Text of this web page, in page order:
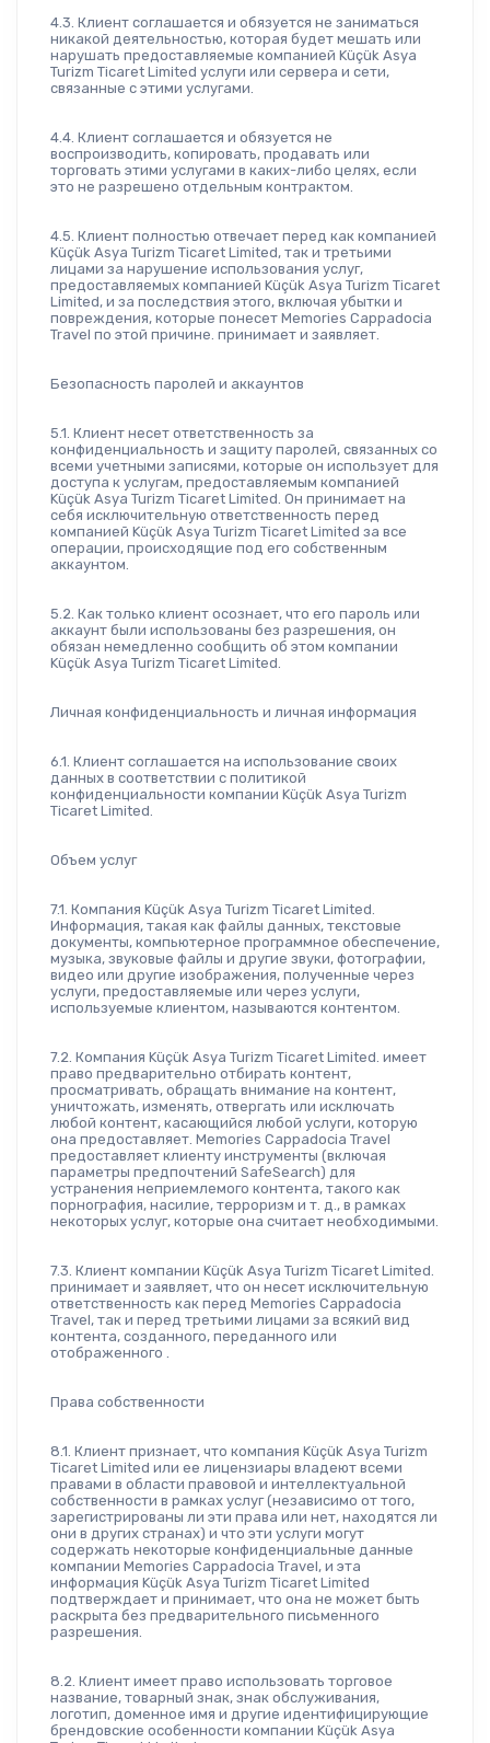
4.3. Клиент соглашается и обязуется не заниматься
никакой деятельностью, которая будет мешать или
нарушать предоставляемые компанией Küçük Asya
Turizm Ticaret Limited услуги или сервера и сети,
связанные с этими услугами.
4.4. Клиент соглашается и обязуется не
воспроизводить, копировать, продавать или
торговать этими услугами в каких-либо целях, если
это не разрешено отдельным контрактом.
4.5. Клиент полностью отвечает перед как компанией
Küçük Asya Turizm Ticaret Limited, так и третьими
лицами за нарушение использования услуг,
предоставляемых компанией Küçük Asya Turizm Ticaret
Limited, и за последствия этого, включая убытки и
повреждения, которые понесет Memories Cappadocia
Travel по этой причине. принимает и заявляет.
Безопасность паролей и аккаунтов
5.1. Клиент несет ответственность за
конфиденциальность и защиту паролей, связанных со
всеми учетными записями, которые он использует для
доступа к услугам, предоставляемым компанией
Küçük Asya Turizm Ticaret Limited. Он принимает на
себя исключительную ответственность перед
компанией Küçük Asya Turizm Ticaret Limited за все
операции, происходящие под его собственным
аккаунтом.
5.2. Как только клиент осознает, что его пароль или
аккаунт были использованы без разрешения, он
обязан немедленно сообщить об этом компании
Küçük Asya Turizm Ticaret Limited.
Личная конфиденциальность и личная информация
6.1. Клиент соглашается на использование своих
данных в соответствии с политикой
конфиденциальности компании Küçük Asya Turizm
Ticaret Limited.
Объем услуг
7.1. Компания Küçük Asya Turizm Ticaret Limited.
Информация, такая как файлы данных, текстовые
документы, компьютерное программное обеспечение,
музыка, звуковые файлы и другие звуки, фотографии,
видео или другие изображения, полученные через
услуги, предоставляемые или через услуги,
используемые клиентом, называются контентом.
7.2. Компания Küçük Asya Turizm Ticaret Limited. имеет
право предварительно отбирать контент,
просматривать, обращать внимание на контент,
уничтожать, изменять, отвергать или исключать
любой контент, касающийся любой услуги, которую
она предоставляет. Memories Cappadocia Travel
предоставляет клиенту инструменты (включая
параметры предпочтений SafeSearch) для
устранения неприемлемого контента, такого как
порнография, насилие, терроризм и т. д., в рамках
некоторых услуг, которые она считает необходимыми.
7.3. Клиент компании Küçük Asya Turizm Ticaret Limited.
принимает и заявляет, что он несет исключительную
ответственность как перед Memories Cappadocia
Travel, так и перед третьими лицами за всякий вид
контента, созданного, переданного или
отображенного .
Права собственности
8.1. Клиент признает, что компания Küçük Asya Turizm
Ticaret Limited или ее лицензиары владеют всеми
правами в области правовой и интеллектуальной
собственности в рамках услуг (независимо от того,
зарегистрированы ли эти права или нет, находятся ли
они в других странах) и что эти услуги могут
содержать некоторые конфиденциальные данные
компании Memories Cappadocia Travel, и эта
информация Küçük Asya Turizm Ticaret Limited
подтверждает и принимает, что она не может быть
раскрыта без предварительного письменного
разрешения.
8.2. Клиент имеет право использовать торговое
название, товарный знак, знак обслуживания,
логотип, доменное имя и другие идентифицирующие
брендовские особенности компании Küçük Asya